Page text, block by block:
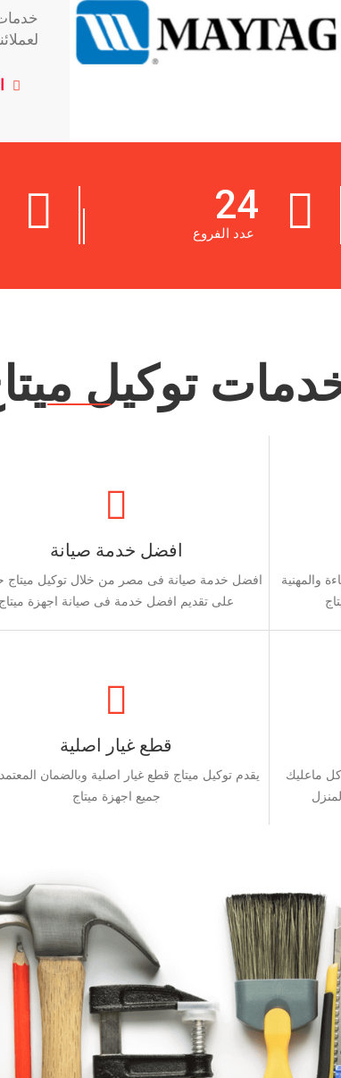
24
عدد الفروع
توكيل
والمهنية
افضل خدمة صيانة
افضل خدمة صيانة فى مصر من خلال توكيل
على تقديم افضل خدمة فى صيانة اجهزة ميتاج
كل ماعليك
قطع غيار اصلية
يقدم توكيل ميتاج قطع غيار اصلية وبالضمان
جميع اجهزة ميتاج